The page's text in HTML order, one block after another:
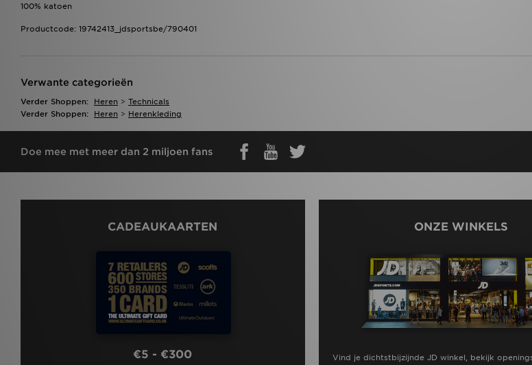
100% katoen
Productcode: 19742413_jdsportsbe/790401
Verwante categorieën
Verder Shoppen: Heren > Technicals
Verder Shoppen:
Heren > Herenkleding
Doe mee met meer dan 2 miljoen fans
CADEAUKAARTEN
€5 - €300
ONZE WINKELS
Vind je dichtstbijzijnde JD winkel, bekijk